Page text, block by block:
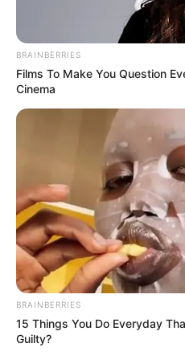
Bien entendu en faisant
allez avoir différentes
vous faites de grilles
de gagner, c’est
BRAINBERRIES
Films To Make You Question
Cinema
BRAINBERRIES
15 Things You Do Everyday
Guilty?